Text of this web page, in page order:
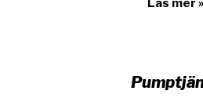
Läs mer »